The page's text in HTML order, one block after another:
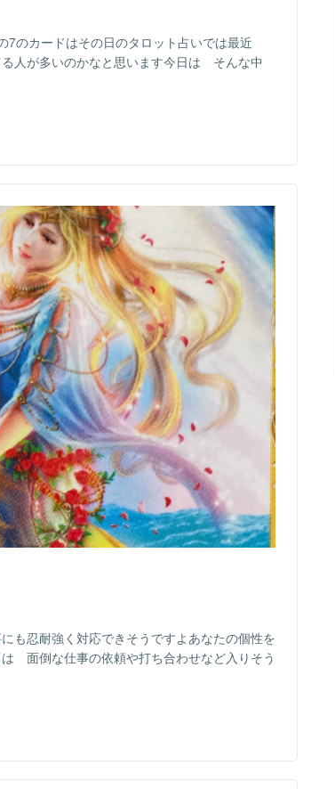
のカードはその日のタロット占いでは最近
人が多いのかなと思います今日は そんな中
も忍耐強く対応できそうですよあなたの個性を
面倒な仕事の依頼や打ち合わせなど入りそう